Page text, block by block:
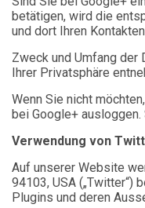
betätigen, wird die
und dort Ihren
Zweck und Umfang der
Ihrer Privatsphäre
Wenn Sie nicht
bei Google+
Verwendung von
Auf unserer Website
94103, USA
Plugins und deren